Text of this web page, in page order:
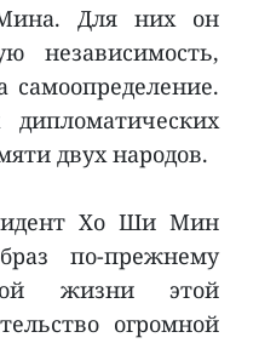
Для них он
независимость,
самоопределение.
двух народов.
Хо Ши Мин
по-прежнему
жизни этой
огромной